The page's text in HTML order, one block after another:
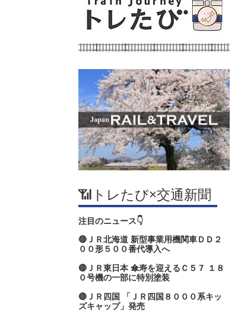
📶トレたび×交通新聞
注目のニュース👇
🔴ＪＲ北海道 新型事業用機関車ＤＤ２
００形５００番代導入へ
🔴ＪＲ東日本 傘寿を迎えるＣ５７ １８
０号機の一部に特別塗装
🔴ＪＲ四国 「ＪＲ四国８０００系キッ
ズキャップ」発売